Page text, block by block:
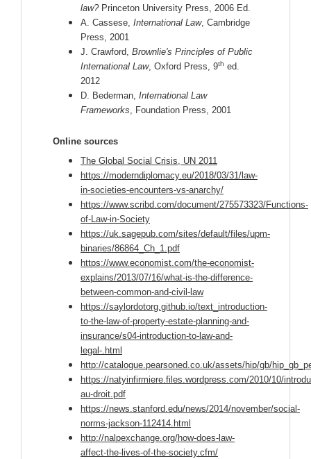
law?Princeton University Press, 2006 Ed.
A. Cassese, International Law, Cambridge
Press, 2001
J. Crawford, Brownlie's Principles of Public
International Law, Oxford Press, 9th ed.
2012
D. Bederman, International Law
Frameworks, Foundation Press, 2001
Online sources
The Global Social Crisis, UN 2011
https://moderndiplomacy.eu/2018/03/31/law-
in-societies-encounters-vs-anarchy/
https://www.scribd.com/document/275573323/Functions-
of-Law-in-Society
https://uk.sagepub.com/sites/default/files/upm-
binaries/86864_Ch_1.pdf
https://www.economist.com/the-economist-
explains/2013/07/16/what-is-the-difference-
between-common-and-civil-law
https://saylordotorg.github.io/text_introduction-
to-the-law-of-property-estate-planning-and-
insurance/s04-introduction-to-law-and-
legal-.html
http://catalogue.pearsoned.co.uk/assets/hip/gb/
https://natyinfirmiere.files.wordpress.com/2010/10/
au-droit.pdf
https://news.stanford.edu/news/2014/november/social-
norms-jackson-112414.html
http://nalpexchange.org/how-does-law-
affect-the-lives-of-the-society.cfm/